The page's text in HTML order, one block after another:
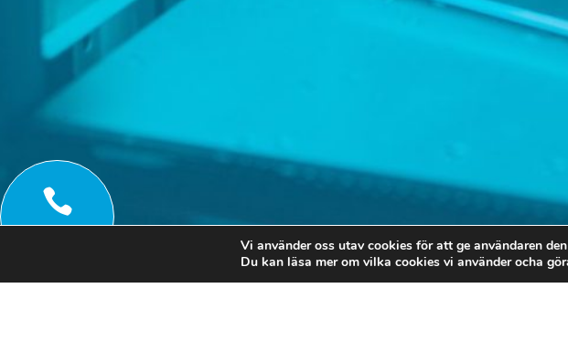

Vi använder oss utav cookies för att ge användaren
Du kan läsa mer om vilka cookies vi använder ocha